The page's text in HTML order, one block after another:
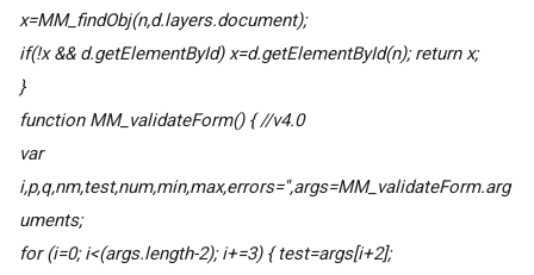
x=MM_findObj(n,d.layers.document);
if(!x && d.getElementById) x=d.getElementById(n); return x;
}
function MM_validateForm() { //v4.0
var
i,p,q,nm,test,num,min,max,errors='',args=MM_validateForm.arg
uments;
for (i=0; i<(args.length-2); i+=3) { test=args[i+2];